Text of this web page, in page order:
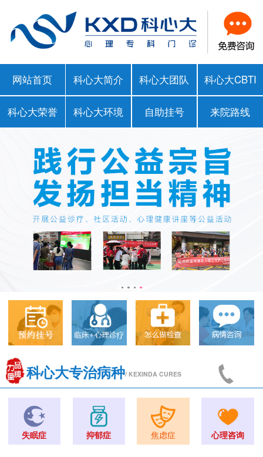
网站首页 科心大简介 科心大团队 科心大CBTI
科心大荣誉 科心大环境 自助挂号 来院路线
科心大专治病种/ KEXINDA CURES
失眠症 抑郁症 焦虑症 心理咨询